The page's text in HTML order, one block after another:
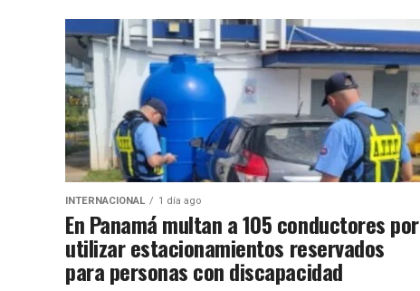
INTERNACIONAL 1 día ago
En Panamá multan a 105 conductores por
utilizar estacionamientos reservados
para personas con discapacidad